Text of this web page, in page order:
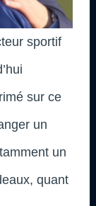
sportif
sur ce
un
un
quant